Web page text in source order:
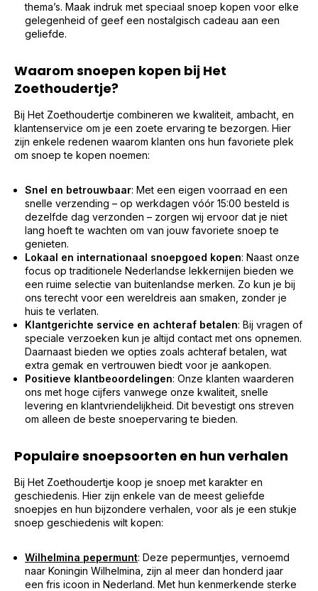
thema’s. Maak indruk met speciaal snoep kopen voor elke
gelegenheid of geef een nostalgisch cadeau aan een
geliefde.
Waarom snoepen kopen bij Het
Zoethoudertje?
Bij Het Zoethoudertje combineren we kwaliteit, ambacht, en
klantenservice om je een zoete ervaring te bezorgen. Hier
zijn enkele redenen waarom klanten ons hun favoriete plek
om snoep te kopen noemen:
Snel en betrouwbaar: Met een eigen voorraad en een
snelle verzending – op werkdagen vóór 15:00 besteld is
dezelfde dag verzonden – zorgen wij ervoor dat je niet
lang hoeft te wachten om van jouw favoriete snoep te
genieten.
Lokaal en internationaal snoepgoed kopen: Naast onze
focus op traditionele Nederlandse lekkernijen bieden we
een ruime selectie van buitenlandse merken. Zo kun je bij
ons terecht voor een wereldreis aan smaken, zonder je
huis te verlaten.
Klantgerichte service en achteraf betalen: Bij vragen of
speciale verzoeken kun je altijd contact met ons opnemen.
Daarnaast bieden we opties zoals achteraf betalen, wat
extra gemak en vertrouwen biedt voor je aankopen.
Positieve klantbeoordelingen: Onze klanten waarderen
ons met hoge cijfers vanwege onze kwaliteit, snelle
levering en klantvriendelijkheid. Dit bevestigt ons streven
om alleen de beste snoepervaring te bieden.
Populaire snoepsoorten en hun verhalen
Bij Het Zoethoudertje koop je snoep met karakter en
geschiedenis. Hier zijn enkele van de meest geliefde
snoepjes en hun bijzondere verhalen, voor als je een stukje
snoep geschiedenis wilt kopen:
Wilhelmina pepermunt: Deze pepermuntjes, vernoemd
naar Koningin Wilhelmina, zijn al meer dan honderd jaar
een fris icoon in Nederland. Met hun kenmerkende sterke